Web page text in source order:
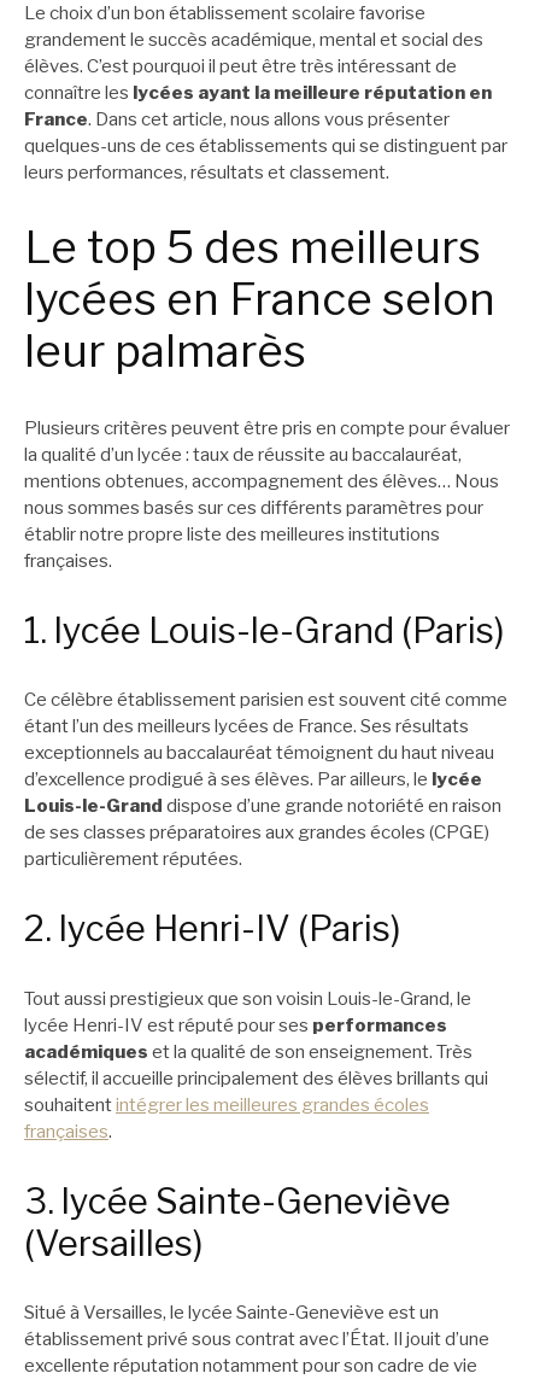
Le choix d’un bon établissement scolaire favorise
grandement le succès académique, mental et social des
élèves. C’est pourquoi il peut être très intéressant de
connaître les lycées ayant la meilleure réputation en
France. Dans cet article, nous allons vous présenter
quelques-uns de ces établissements qui se distinguent par
leurs performances, résultats et classement.
Le top 5 des meilleurs
lycées en France selon
leur palmarès
Plusieurs critères peuvent être pris en compte pour évaluer
la qualité d’un lycée : taux de réussite au baccalauréat,
mentions obtenues, accompagnement des élèves… Nous
nous sommes basés sur ces différents paramètres pour
établir notre propre liste des meilleures institutions
françaises.
1. lycée Louis-le-Grand (Paris)
Ce célèbre établissement parisien est souvent cité comme
étant l’un des meilleurs lycées de France. Ses résultats
exceptionnels au baccalauréat témoignent du haut niveau
d’excellence prodigué à ses élèves. Par ailleurs, le lycée
Louis-le-Grand dispose d’une grande notoriété en raison
de ses classes préparatoires aux grandes écoles (CPGE)
particulièrement réputées.
2. lycée Henri-IV (Paris)
Tout aussi prestigieux que son voisin Louis-le-Grand, le
lycée Henri-IV est réputé pour ses performances
académiques et la qualité de son enseignement. Très
sélectif, il accueille principalement des élèves brillants qui
souhaitentintégrer les meilleures grandes écoles
françaises.
3. lycée Sainte-Geneviève
(Versailles)
Situé à Versailles, le lycée Sainte-Geneviève est un
établissement privé sous contrat avec l’État. Il jouit d’une
excellente réputation notamment pour son cadre de vie